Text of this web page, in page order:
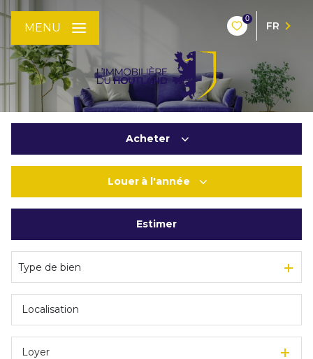
0
FR
MENU
Acheter
De l'immo pro
Louer à l'année
De l'immo pro
Estimer
Type de bien
Loyer